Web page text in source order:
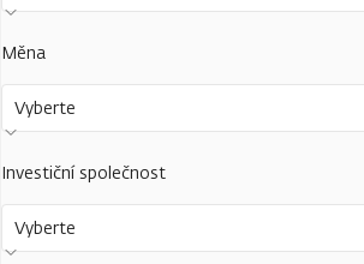
Měna
Vyberte
Investiční společnost
Vyberte